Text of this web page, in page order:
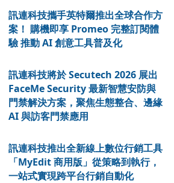
訊連科技攜手英特爾推出全球合作方
案！ 購機即享 Promeo 完整訂閱體
驗 推動 AI 創意工具普及化
訊連科技將於 Secutech 2026 展出
FaceMe Security 最新智慧安防與
門禁解決方案，聚焦生態整合、邊緣
AI 與訪客門禁應用
訊連科技推出全新線上數位行銷工具
「MyEdit 商用版」從策略到執行，
一站式實現跨平台行銷自動化